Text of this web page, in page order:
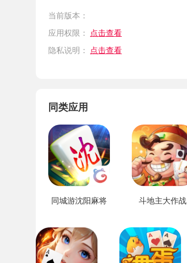
当前版本：
应用权限： 点击查看
隐私说明： 点击查看
同类应用
同城游沈阳麻将 斗地主大作战